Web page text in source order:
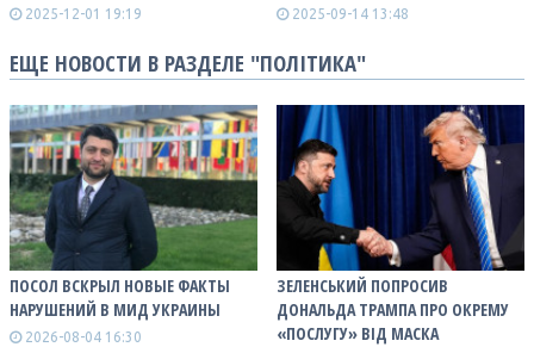
2025-12-01 19:19 2025-09-14 13:48
ЕЩЕ НОВОСТИ В РАЗДЕЛЕ "ПОЛІТИКА"
ПОСОЛ ВСКРЫЛ НОВЫЕ ФАКТЫ
НАРУШЕНИЙ В МИД УКРАИНЫ
2026-08-04 16:30
ЗЕЛЕНСЬКИЙ ПОПРОСИВ
ДОНАЛЬДА ТРАМПА ПРО ОКРЕМУ
«ПОСЛУГУ» ВІД МАСКА